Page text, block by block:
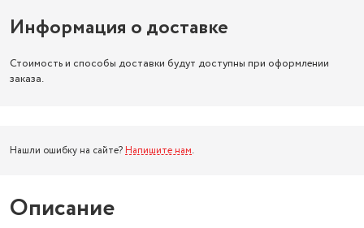
Информация о доставке
Стоимость и способы доставки будут доступны при оформлении
заказа.
Нашли ошибку на сайте? Напишите нам.
Описание